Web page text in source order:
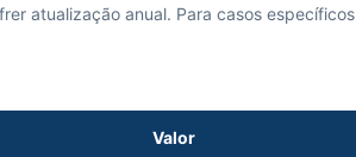
atualização anual. Para casos específicos
Valor